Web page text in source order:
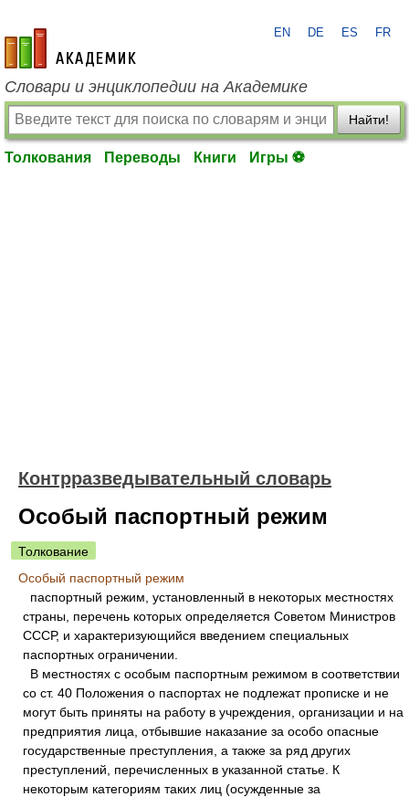
academic.ru
EN DE ES FR
Словари и энциклопедии на Академике
Найти!
Толкования Переводы Книги Игры ⚽
Контрразведывательный словарь
Особый паспортный режим
Толкование
Особый паспортный режим
паспортный режим, установленный в некоторых местностях
страны, перечень которых определяется Советом Министров
СССР, и характеризующийся введением специальных
паспортных ограничении.
В местностях с особым паспортным режимом в соответствии
со ст. 40 Положения о паспортах не подлежат прописке и не
могут быть приняты на работу в учреждения, организации и на
предприятия лица, отбывшие наказание за особо опасные
государственные преступления, а также за ряд других
преступлений, перечисленных в указанной статье. К
некоторым категориям таких лиц (осужденные за